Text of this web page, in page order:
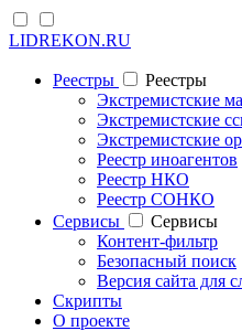
LIDREKON.RU
Реестры
Реестры
Экстремистские
Экстремистские
Экстремистские
Реестр иноагентов
Реестр НКО
Реестр СОНКО
Cервисы
Cервисы
Контент-фильтр
Безопасный поиск
Версия сайта для
Скрипты
О проекте